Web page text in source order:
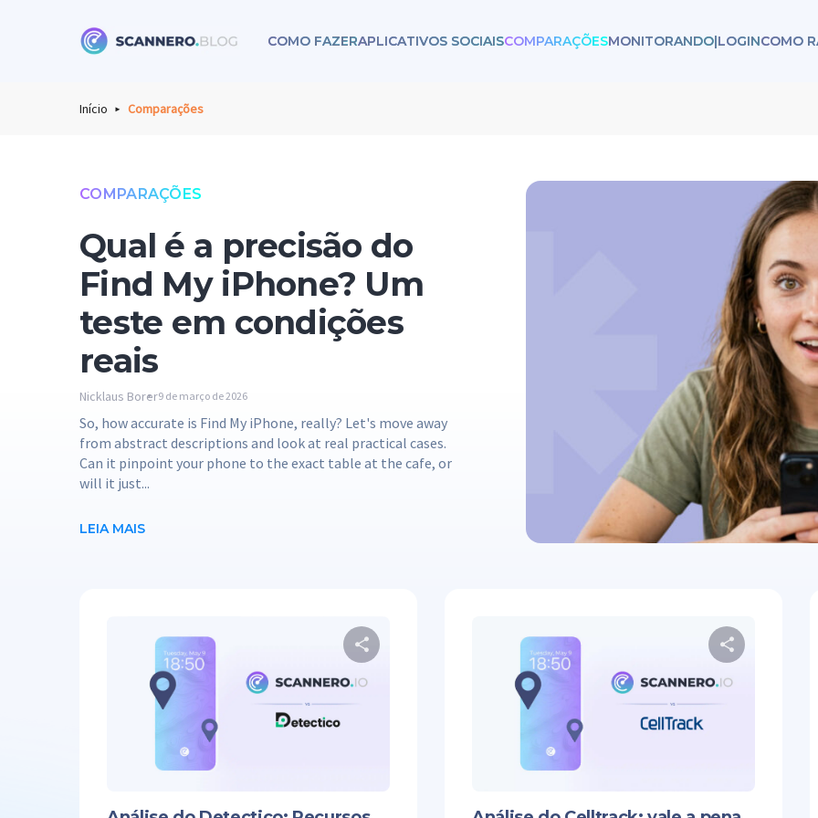
COMO FAZERAPLICATIVOS SOCIAISCOMPARAÇÕESMONITORANDO|LOGINCOMO
Início Comparações
COMPARAÇÕES
Qual é a precisão do
Find My iPhone? Um
teste em condições
reais
Nicklaus Borer9 de março de 2026
So, how accurate is Find My iPhone, really? Let's move away
from abstract descriptions and look at real practical cases.
Can it pinpoint your phone to the exact table at the cafe, or
will it just...
LEIA MAIS
Compartilhe este artigo